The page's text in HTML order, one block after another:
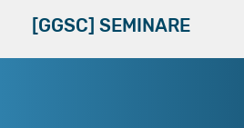
[GGSC] SEMINARE